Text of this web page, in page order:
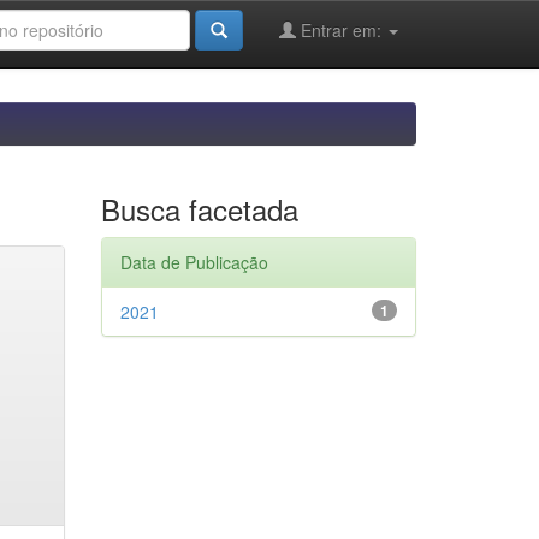
Entrar em:
Busca facetada
Data de Publicação
1
2021